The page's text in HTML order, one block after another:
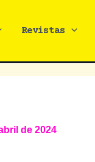
Revistas
de 2024